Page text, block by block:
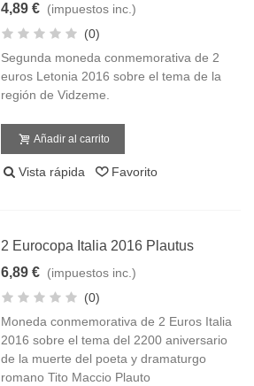
4,89 € (impuestos inc.)
(0)
Segunda moneda conmemorativa de 2
euros Letonia 2016 sobre el tema de la
región de Vidzeme.
Añadir al carrito
Vista rápida Favorito
2 Eurocopa Italia 2016 Plautus
6,89 € (impuestos inc.)
(0)
Moneda conmemorativa de 2 Euros Italia
2016 sobre el tema del 2200 aniversario
de la muerte del poeta y dramaturgo
romano Tito Maccio Plauto